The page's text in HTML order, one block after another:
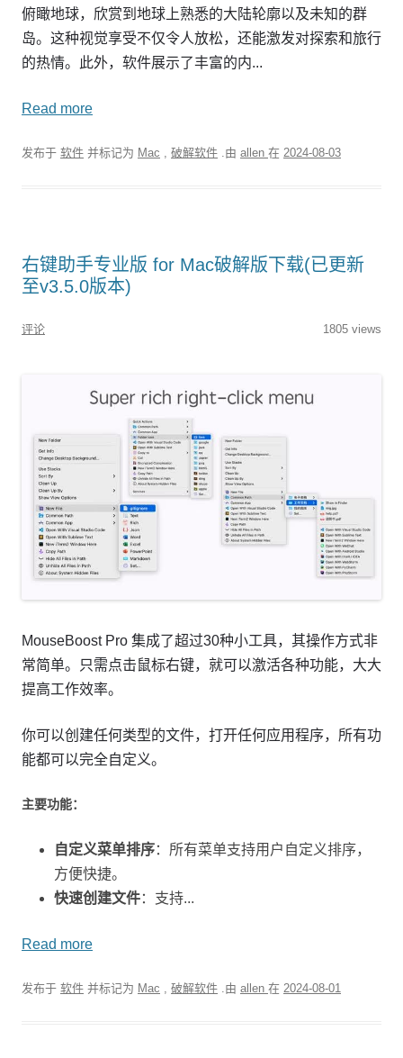
俯瞰地球，欣赏到地球上熟悉的大陆轮廓以及未知的群
岛。这种视觉享受不仅令人放松，还能激发对探索和旅行
的热情。此外，软件展示了丰富的内...
Read more
发布于 软件 并标记为 Mac , 破解软件 .由 allen 在 2024-08-03
右键助手专业版 for Mac破解版下载(已更新
至v3.5.0版本)
评论 1805 views
MouseBoost Pro 集成了超过30种小工具，其操作方式非
常简单。只需点击鼠标右键，就可以激活各种功能，大大
提高工作效率。
你可以创建任何类型的文件，打开任何应用程序，所有功
能都可以完全自定义。
主要功能：
自定义菜单排序：所有菜单支持用户自定义排序，
方便快捷。
快速创建文件：支持...
Read more
发布于 软件 并标记为 Mac , 破解软件 .由 allen 在 2024-08-01